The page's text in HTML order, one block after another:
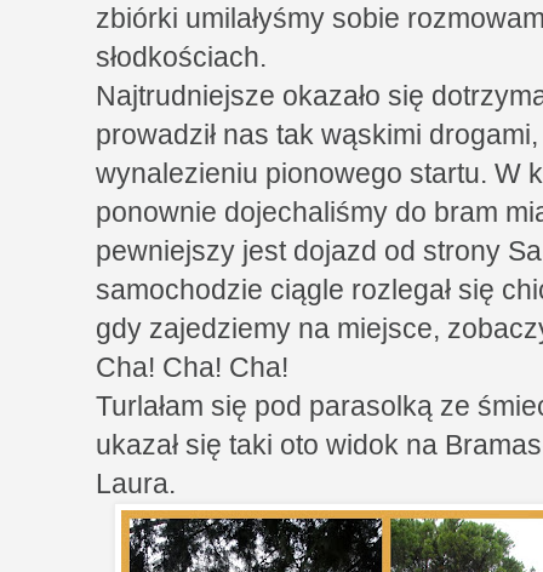
zbiórki umilałyśmy sobie
słodkościach.
Najtrudniejsze okazało się
prowadził nas tak wąskimi
wynalezieniu pionowego startu. W
ponownie dojechaliśmy do bram
pewniejszy jest dojazd od strony
samochodzie ciągle rozlegał się
gdy zajedziemy na miejsce,
Cha! Cha! Cha!
Turlałam się pod parasolką ze
ukazał się taki oto widok na
Laura.